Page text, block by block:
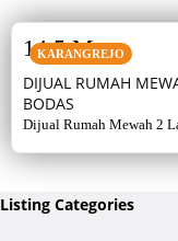
KARANGREJO
DIJUAL RUMAH
BODAS
Dijual Rumah Mewah 2
listrik 5500 watt, air
14,5 M
Listing Categories